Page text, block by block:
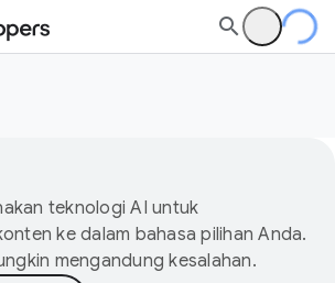
teknologi AI untuk
ke dalam bahasa pilihan Anda.
mengandung kesalahan.